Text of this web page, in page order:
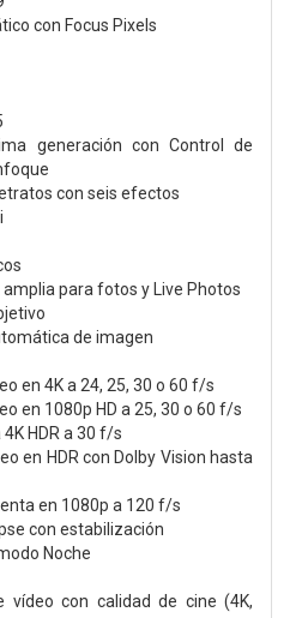
con Focus Pixels
generación con Control de
con seis efectos
para fotos y Live Photos
de imagen
en 4K a 24, 25, 30 o 60 f/s
en 1080p HD a 25, 30 o 60 f/s
HDR a 30 f/s
en HDR con Dolby Vision hasta
en 1080p a 120 f/s
con estabili­zación
Noche
vídeo con calidad de cine (4K,